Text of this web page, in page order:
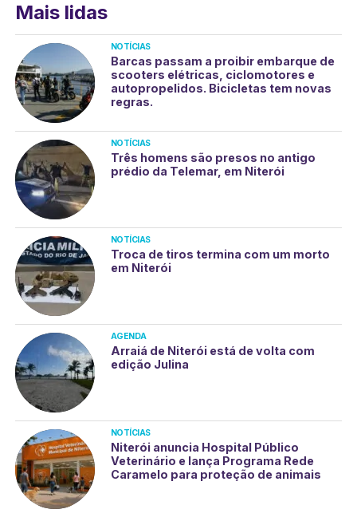
Mais lidas
NOTÍCIAS
Barcas passam a proibir embarque de
scooters elétricas, ciclomotores e
autopropelidos. Bicicletas tem novas
regras.
NOTÍCIAS
Três homens são presos no antigo
prédio da Telemar, em Niterói
NOTÍCIAS
Troca de tiros termina com um morto
em Niterói
AGENDA
Arraiá de Niterói está de volta com
edição Julina
NOTÍCIAS
Niterói anuncia Hospital Público
Veterinário e lança Programa Rede
Caramelo para proteção de animais